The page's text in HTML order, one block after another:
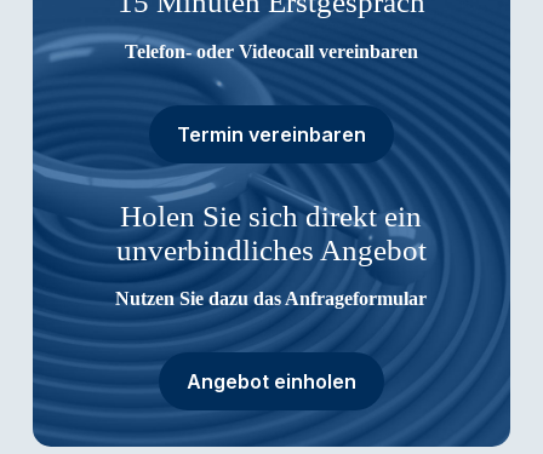
Telefon- oder Videocall vereinbaren
Termin vereinbaren
Holen Sie sich direkt ein
unverbindliches Angebot
Nutzen Sie dazu das Anfrageformular
Angebot einholen